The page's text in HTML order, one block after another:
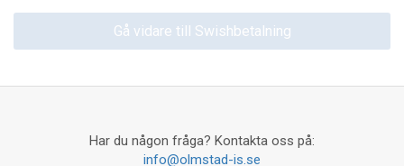
Har du någon fråga? Kontakta oss på:
info@olmstad-is.se